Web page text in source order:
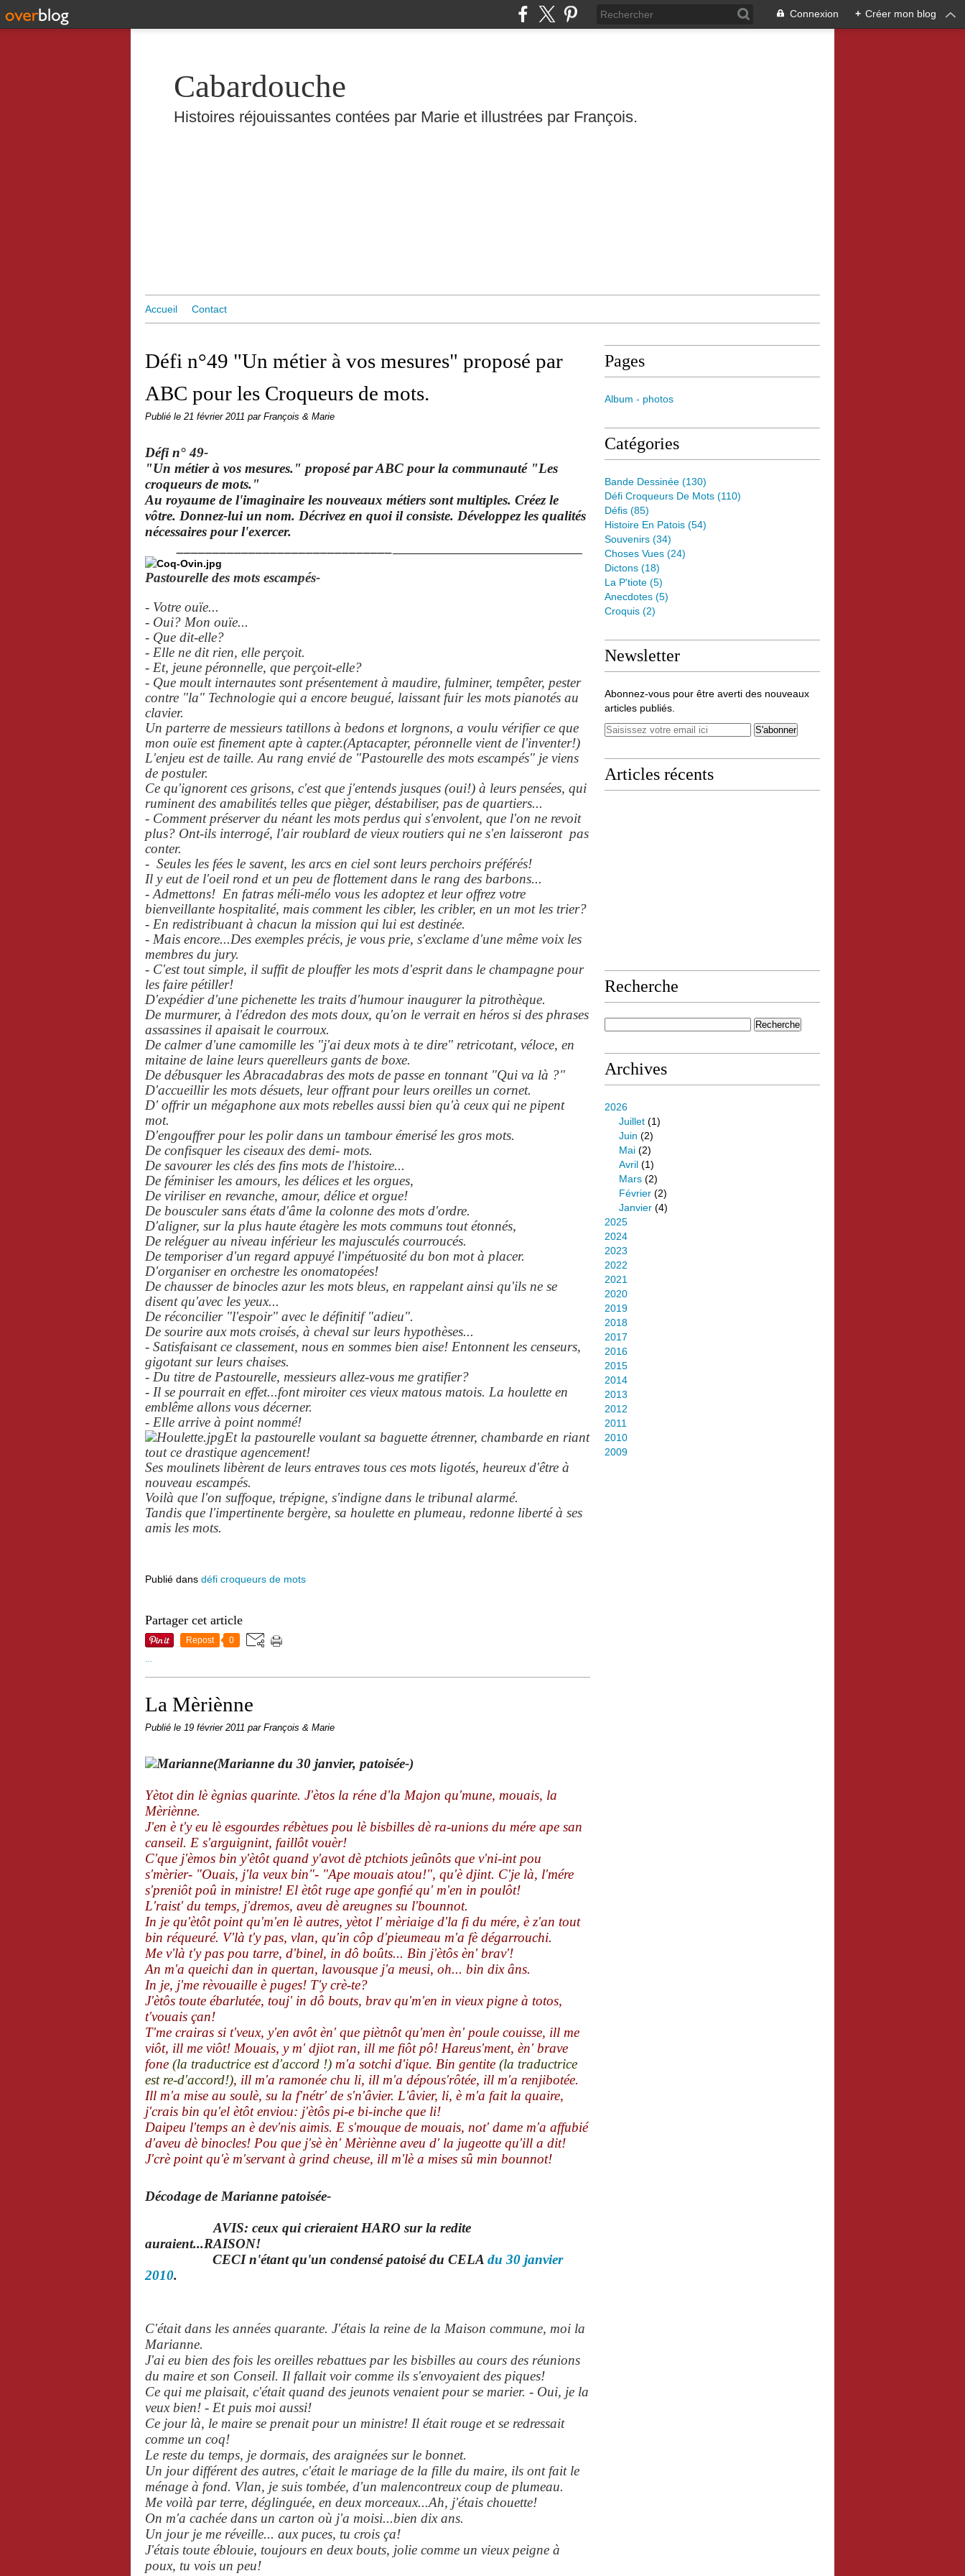
Connexion + Créer mon blog
Cabardouche
Histoires réjouissantes contées par Marie et illustrées par François.
Accueil Contact
Défi n°49 "Un métier à vos mesures" proposé par
ABC pour les Croqueurs de mots.
Publié le 21 février 2011 par François & Marie
Défi n° 49-
"Un métier à vos mesures." proposé par ABC pour la communauté "Les
croqueurs de mots."
Au royaume de l'imaginaire les nouveaux métiers sont multiples. Créez le
vôtre. Donnez-lui un nom. Décrivez en quoi il consiste. Développez les qualités
nécessaires pour l'exercer.
Pastourelle des mots escampés-
- Votre ouïe...
- Oui? Mon ouïe...
- Que dit-elle?
- Elle ne dit rien, elle perçoit.
- Et, jeune péronnelle, que perçoit-elle?
- Que moult internautes sont présentement à maudire, fulminer, tempêter, pester
contre "la" Technologie qui a encore beugué, laissant fuir les mots pianotés au
clavier.
Un parterre de messieurs tatillons à bedons et lorgnons, a voulu vérifier ce que
mon ouïe est finement apte à capter.(Aptacapter, péronnelle vient de l'inventer!)
L'enjeu est de taille. Au rang envié de "Pastourelle des mots escampés" je viens
de postuler.
Ce qu'ignorent ces grisons, c'est que j'entends jusques (oui!) à leurs pensées, qui
ruminent des amabilités telles que pièger, déstabiliser, pas de quartiers...
- Comment préserver du néant les mots perdus qui s'envolent, que l'on ne revoit
plus? Ont-ils interrogé, l'air roublard de vieux routiers qui ne s'en laisseront pas
conter.
- Seules les fées le savent, les arcs en ciel sont leurs perchoirs préférés!
Il y eut de l'oeil rond et un peu de flottement dans le rang des barbons...
- Admettons! En fatras méli-mélo vous les adoptez et leur offrez votre
bienveillante hospitalité, mais comment les cibler, les cribler, en un mot les trier?
- En redistribuant à chacun la mission qui lui est destinée.
- Mais encore...Des exemples précis, je vous prie, s'exclame d'une même voix les
membres du jury.
- C'est tout simple, il suffit de plouffer les mots d'esprit dans le champagne pour
les faire pétiller!
D'expédier d'une pichenette les traits d'humour inaugurer la pitrothèque.
De murmurer, à l'édredon des mots doux, qu'on le verrait en héros si des phrases
assassines il apaisait le courroux.
De calmer d'une camomille les "j'ai deux mots à te dire" retricotant, véloce, en
mitaine de laine leurs querelleurs gants de boxe.
De débusquer les Abracadabras des mots de passe en tonnant "Qui va là ?"
D'accueillir les mots désuets, leur offrant pour leurs oreilles un cornet.
D' offrir un mégaphone aux mots rebelles aussi bien qu'à ceux qui ne pipent
mot.
D'engouffrer pour les polir dans un tambour émerisé les gros mots.
De confisquer les ciseaux des demi- mots.
De savourer les clés des fins mots de l'histoire...
De féminiser les amours, les délices et les orgues,
De viriliser en revanche, amour, délice et orgue!
De bousculer sans états d'âme la colonne des mots d'ordre.
D'aligner, sur la plus haute étagère les mots communs tout étonnés,
De reléguer au niveau inférieur les majusculés courroucés.
De temporiser d'un regard appuyé l'impétuosité du bon mot à placer.
D'organiser en orchestre les onomatopées!
De chausser de binocles azur les mots bleus, en rappelant ainsi qu'ils ne se
disent qu'avec les yeux...
De réconcilier "l'espoir" avec le définitif "adieu".
De sourire aux mots croisés, à cheval sur leurs hypothèses...
- Satisfaisant ce classement, nous en sommes bien aise! Entonnent les censeurs,
gigotant sur leurs chaises.
- Du titre de Pastourelle, messieurs allez-vous me gratifier?
- Il se pourrait en effet...font miroiter ces vieux matous matois. La houlette en
emblême allons vous décerner.
- Elle arrive à point nommé!
Et la pastourelle voulant sa baguette étrenner, chambarde en riant
tout ce drastique agencement!
Ses moulinets libèrent de leurs entraves tous ces mots ligotés, heureux d'être à
nouveau escampés.
Voilà que l'on suffoque, trépigne, s'indigne dans le tribunal alarmé.
Tandis que l'impertinente bergère, sa houlette en plumeau, redonne liberté à ses
amis les mots.
Publié dans défi croqueurs de mots
Partager cet article
Repost 0
La Mèriènne
Publié le 19 février 2011 par François & Marie
(Marianne du 30 janvier, patoisée-)
Yètot din lè ègnias quarinte. J'ètos la réne d'la Majon qu'mune, mouais, la
Mèriènne.
J'en è t'y eu lè esgourdes rébètues pou lè bisbilles dè ra-unions du mére ape san
canseil. E s'arguignint, faillôt vouèr!
C'que j'èmos bin y'ètôt quand y'avot dè ptchiots jeûnôts que v'ni-int pou
s'mèrier- "Ouais, j'la veux bin"- "Ape mouais atou!", qu'è djint. C'je là, l'mére
s'preniôt poû in ministre! El ètôt ruge ape gonfié qu' m'en in poulôt!
L'raist' du temps, j'dremos, aveu dè areugnes su l'bounnot.
In je qu'ètôt point qu'm'en lè autres, yètot l' mèriaige d'la fi du mére, è z'an tout
bin réqueuré. V'là t'y pas, vlan, qu'in côp d'pieumeau m'a fè dégarrouchi.
Me v'là t'y pas pou tarre, d'binel, in dô boûts... Bin j'ètôs èn' brav'!
An m'a queichi dan in quertan, lavousque j'a meusi, oh... bin dix âns.
In je, j'me rèvouaille è puges! T'y crè-te?
J'ètôs toute ébarlutée, touj' in dô bouts, brav qu'm'en in vieux pigne à totos,
t'vouais çan!
T'me crairas si t'veux, y'en avôt èn' que piètnôt qu'men èn' poule couisse, ill me
viôt, ill me viôt! Mouais, y m' djiot ran, ill me fiôt pô! Hareus'ment, èn' brave
fone (la traductrice est d'accord !) m'a sotchi d'ique. Bin gentite (la traductrice
est re-d'accord!), ill m'a ramonée chu li, ill m'a dépous'rôtée, ill m'a renjibotée.
Ill m'a mise au soulè, su la f'nétr' de s'n'âvier. L'âvier, li, è m'a fait la quaire,
j'crais bin qu'el ètôt enviou: j'ètôs pi-e bi-inche que li!
Daipeu l'temps an è dev'nis aimis. E s'mouque de mouais, not' dame m'a affubié
d'aveu dè binocles! Pou que j'sè èn' Mèriènne aveu d' la jugeotte qu'ill a dit!
J'crè point qu'è m'servant à grind cheuse, ill m'lè a mises sû min bounnot!
Décodage de Marianne patoisée-
AVIS: ceux qui crieraient HARO sur la redite
auraient...RAISON!
CECI n'étant qu'un condensé patoisé du CELA du 30 janvier
2010.
C'était dans les années quarante. J'étais la reine de la Maison commune, moi la
Marianne.
J'ai eu bien des fois les oreilles rebattues par les bisbilles au cours des réunions
du maire et son Conseil. Il fallait voir comme ils s'envoyaient des piques!
Ce qui me plaisait, c'était quand des jeunots venaient pour se marier. - Oui, je la
veux bien! - Et puis moi aussi!
Ce jour là, le maire se prenait pour un ministre! Il était rouge et se redressait
comme un coq!
Le reste du temps, je dormais, des araignées sur le bonnet.
Un jour différent des autres, c'était le mariage de la fille du maire, ils ont fait le
ménage à fond. Vlan, je suis tombée, d'un malencontreux coup de plumeau.
Me voilà par terre, déglinguée, en deux morceaux...Ah, j'étais chouette!
On m'a cachée dans un carton où j'a moisi...bien dix ans.
Un jour je me réveille... aux puces, tu crois ça!
J'étais toute éblouie, toujours en deux bouts, jolie comme un vieux peigne à
poux, tu vois un peu!
Pages
Album - photos
Catégories
Bande Dessinée (130)
Défi Croqueurs De Mots (110)
Défis (85)
Histoire En Patois (54)
Souvenirs (34)
Choses Vues (24)
Dictons (18)
La P'tiote (5)
Anecdotes (5)
Croquis (2)
Newsletter
Abonnez-vous pour être averti des nouveaux
articles publiés.
Articles récents
Recherche
Archives
2026
Juillet (1)
Juin (2)
Mai (2)
Avril (1)
Mars (2)
Février (2)
Janvier (4)
2025
2024
2023
2022
2021
2020
2019
2018
2017
2016
2015
2014
2013
2012
2011
2010
2009